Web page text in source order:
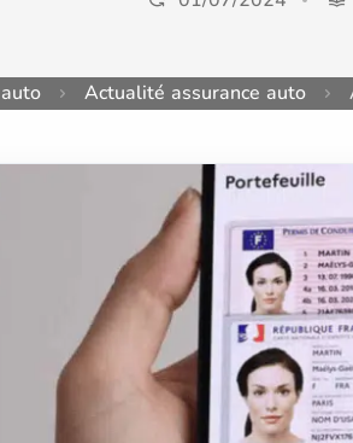
Actualité assurance auto